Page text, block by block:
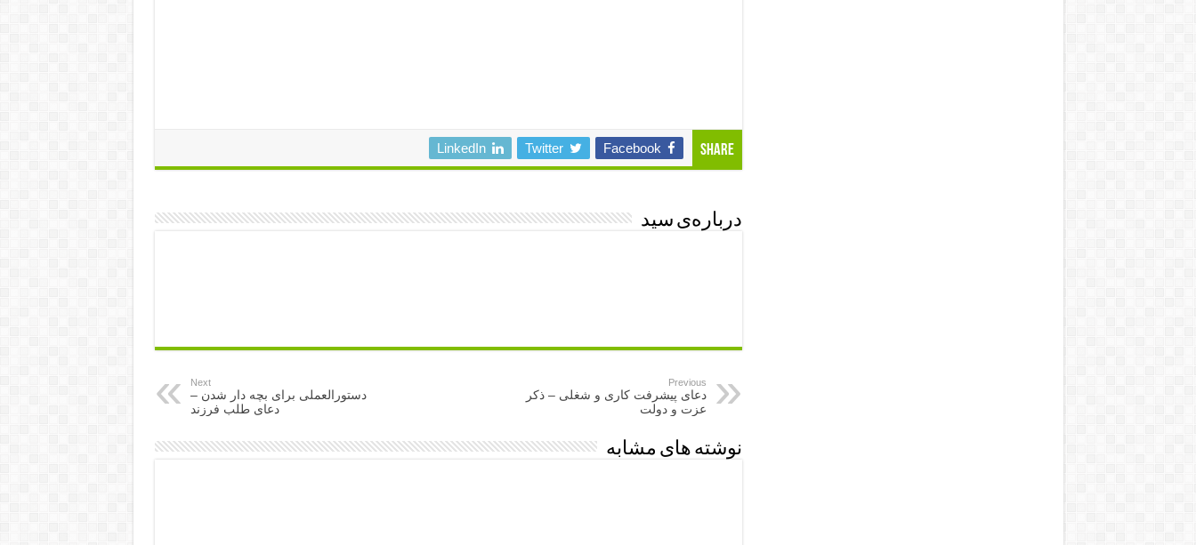
Share
Facebook
Twitter
LinkedIn
درباره‌ی سید
Previous
دعای پیشرفت کاری و شغلی – ذکر
عزت و دولت
Next
دستورالعملی برای بچه دار شدن –
دعای طلب فرزند
نوشته های مشابه